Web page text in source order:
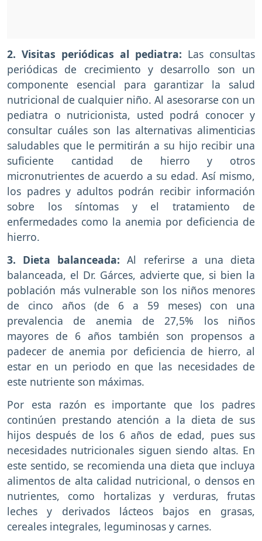
2. Visitas periódicas al pediatra: Las consultas
periódicas de crecimiento y desarrollo son un
componente esencial para garantizar la salud
nutricional de cualquier niño. Al asesorarse con un
pediatra o nutricionista, usted podrá conocer y
consultar cuáles son las alternativas alimenticias
saludables que le permitirán a su hijo recibir una
suficiente cantidad de hierro y otros
micronutrientes de acuerdo a su edad. Así mismo,
los padres y adultos podrán recibir información
sobre los síntomas y el tratamiento de
enfermedades como la anemia por deficiencia de
hierro.
3. Dieta balanceada:Al referirse a una dieta
balanceada, el Dr. Gárces, advierte que, si bien la
población más vulnerable son los niños menores
de cinco años (de 6 a 59 meses) con una
prevalencia de anemia de 27,5% los niños
mayores de 6 años también son propensos a
padecer de anemia por deficiencia de hierro, al
estar en un periodo en que las necesidades de
este nutriente son máximas.
Por esta razón es importante que los padres
continúen prestando atención a la dieta de sus
hijos después de los 6 años de edad, pues sus
necesidades nutricionales siguen siendo altas. En
este sentido, se recomienda una dieta que incluya
alimentos de alta calidad nutricional, o densos en
nutrientes, como hortalizas y verduras, frutas
leches y derivados lácteos bajos en grasas,
cereales integrales, leguminosas y carnes.